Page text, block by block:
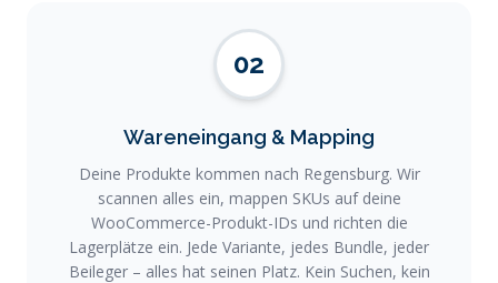
02
Wareneingang & Mapping
Deine Produkte kommen nach Regensburg. Wir
scannen alles ein, mappen SKUs auf deine
WooCommerce-Produkt-IDs und richten die
Lagerplätze ein. Jede Variante, jedes Bundle, jeder
Beileger – alles hat seinen Platz. Kein Suchen, kein